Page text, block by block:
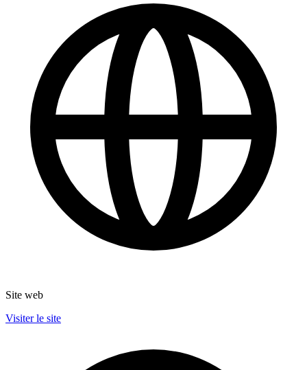
Site web
Visiter le site